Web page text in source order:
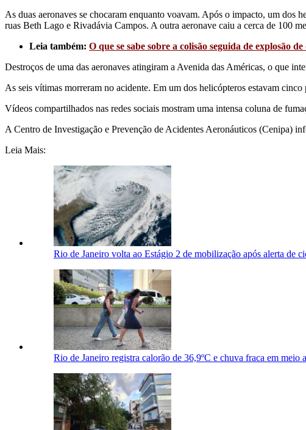
As duas aeronaves se chocaram enquanto voavam. Após o impacto, um dos
ruas Beth Lago e Rivadávia Campos. A outra aeronave caiu a cerca de 100
Leia também: O que se sabe sobre a colisão seguida de explosão
Destroços de uma das aeronaves atingiram a Avenida das Américas, o que
As seis vítimas morreram no acidente. Em um dos helicópteros estavam
Vídeos compartilhados nas redes sociais mostram uma intensa coluna de
A Centro de Investigação e Prevenção de Acidentes Aeronáuticos (Cenipa)
Leia Mais:
Rio de Janeiro volta ao Estágio 2 de mobilização após alerta de
Rio de Janeiro registra calorão de 36,9ºC e chuva fraca em meio